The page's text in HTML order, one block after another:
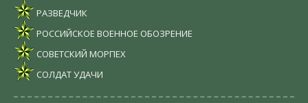
РАЗВЕДЧИК
РОССИЙСКОЕ ВОЕННОЕ ОБОЗРЕНИЕ
СОВЕТСКИЙ МОРПЕХ
СОЛДАТ УДАЧИ